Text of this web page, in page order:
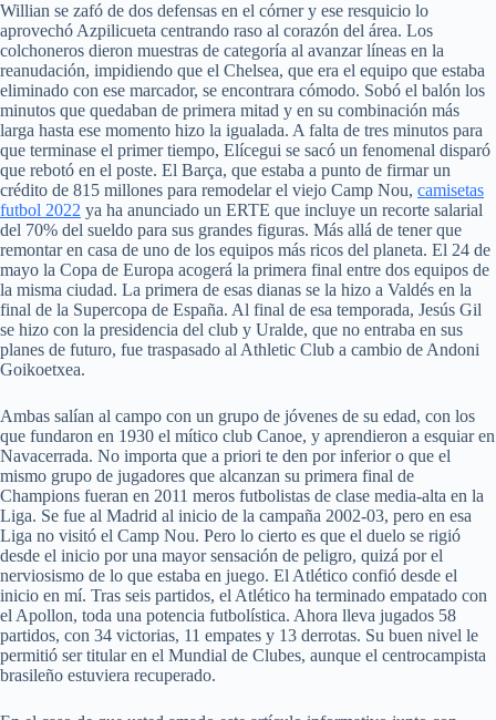
Willian se zafó de dos defensas en el córner y ese resquicio lo
aprovechó Azpilicueta centrando raso al corazón del área. Los
colchoneros dieron muestras de categoría al avanzar líneas en la
reanudación, impidiendo que el Chelsea, que era el equipo que estaba
eliminado con ese marcador, se encontrara cómodo. Sobó el balón los
minutos que quedaban de primera mitad y en su combinación más
larga hasta ese momento hizo la igualada. A falta de tres minutos para
que terminase el primer tiempo, Elícegui se sacó un fenomenal disparó
que rebotó en el poste. El Barça, que estaba a punto de firmar un
crédito de 815 millones para remodelar el viejo Camp Nou, camisetas
futbol 2022 ya ha anunciado un ERTE que incluye un recorte salarial
del 70% del sueldo para sus grandes figuras. Más allá de tener que
remontar en casa de uno de los equipos más ricos del planeta. El 24 de
mayo la Copa de Europa acogerá la primera final entre dos equipos de
la misma ciudad. La primera de esas dianas se la hizo a Valdés en la
final de la Supercopa de España. Al final de esa temporada, Jesús Gil
se hizo con la presidencia del club y Uralde, que no entraba en sus
planes de futuro, fue traspasado al Athletic Club a cambio de Andoni
Goikoetxea.
Ambas salían al campo con un grupo de jóvenes de su edad, con los
que fundaron en 1930 el mítico club Canoe, y aprendieron a esquiar en
Navacerrada. No importa que a priori te den por inferior o que el
mismo grupo de jugadores que alcanzan su primera final de
Champions fueran en 2011 meros futbolistas de clase media-alta en la
Liga. Se fue al Madrid al inicio de la campaña 2002-03, pero en esa
Liga no visitó el Camp Nou. Pero lo cierto es que el duelo se rigió
desde el inicio por una mayor sensación de peligro, quizá por el
nerviosismo de lo que estaba en juego. El Atlético confió desde el
inicio en mí. Tras seis partidos, el Atlético ha terminado empatado con
el Apollon, toda una potencia futbolística. Ahora lleva jugados 58
partidos, con 34 victorias, 11 empates y 13 derrotas. Su buen nivel le
permitió ser titular en el Mundial de Clubes, aunque el centrocampista
brasileño estuviera recuperado.